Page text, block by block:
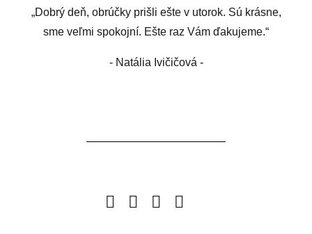
„Dobrý deň, obrúčky prišli ešte v utorok. Sú krásne,
sme veľmi spokojní. Ešte raz Vám ďakujeme.“
- Natália Ivičičová -
FacebookInstagramPinterest